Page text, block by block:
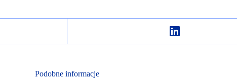
Podobne informacje